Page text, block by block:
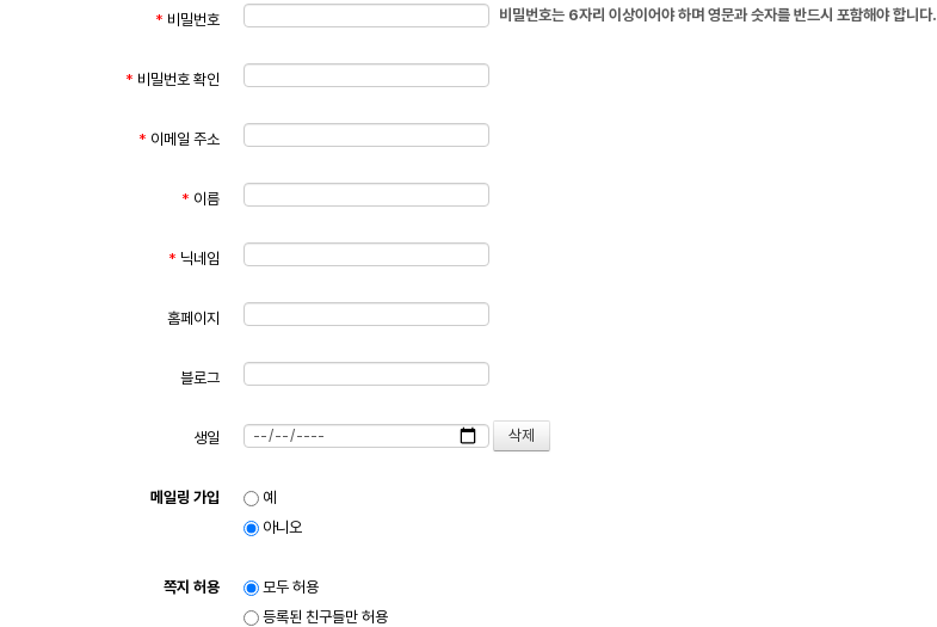
* 비밀번호 비밀번호는 6자리 이상이어야 하며 영문과 숫자를 반드시 포함해야 합니다.
* 비밀번호 확인
* 이메일 주소
* 이름
* 닉네임
홈페이지
블로그
생일
메일링 가입
예
아니오
쪽지 허용
모두 허용
등록된 친구들만 허용